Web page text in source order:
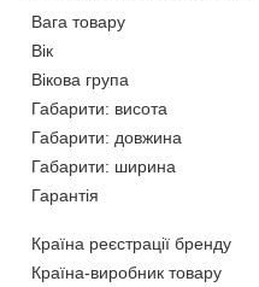
Вага товару
Вік
Вікова група
Габарити: висота
Габарити: довжина
Габарити: ширина
Гарантія
Країна реєстрації бренду
Країна-виробник товару